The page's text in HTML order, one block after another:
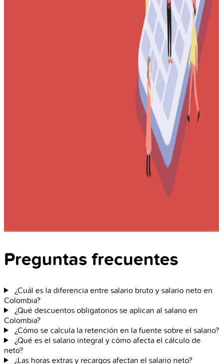
Preguntas frecuentes
¿Cuál es la diferencia entre salario bruto y salario neto en
Colombia?
¿Qué descuentos obligatorios se aplican al salario en
Colombia?
¿Cómo se calcula la retención en la fuente sobre el salario?
¿Qué es el salario integral y cómo afecta el cálculo de
neto?
¿Las horas extras y recargos afectan el salario neto?